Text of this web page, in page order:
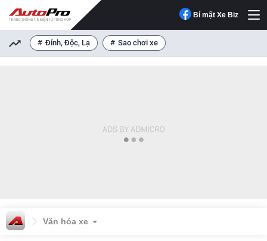
Bí mật Xe Biz
Đỉnh, Độc, Lạ Sao chơi xe
Văn hóa xe